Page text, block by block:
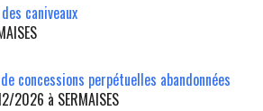
caniveaux
concessions perpétuelles abandonnées
à SERMAISES